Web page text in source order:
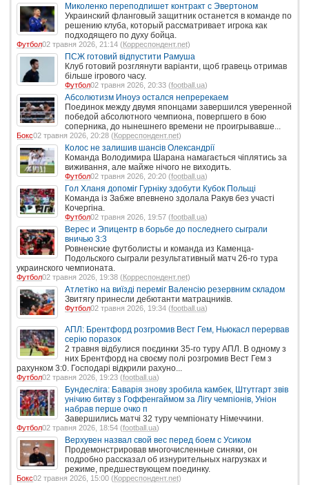
Миколенко переподпишет контракт с Эвертоном
Украинский фланговый защитник останется в команде по
решению клуба, который рассматривает игрока как
подходящего по духу бойца.
Футбол02 травня 2026, 21:14 (Корреспондент.net)
ПСЖ готовий відпустити Рамуша
Клуб готовий розглянути варіанти, щоб гравець отримав
більше ігрового часу.
Футбол02 травня 2026, 20:33 (football.ua)
Абсолютизм Иноуэ остался непререкаем
Поединок между двумя японцами завершился уверенной
победой абсолютного чемпиона, повергшего в бою
соперника, до нынешнего времени не проигрывавше...
Бокс02 травня 2026, 20:28 (Корреспондент.net)
Колос не залишив шансів Олександрії
Команда Володимира Шарана намагається чіплятись за
виживання, але майже нічого не виходить.
Футбол02 травня 2026, 20:20 (football.ua)
Гол Хланя допоміг Гурніку здобути Кубок Польщі
Команда із Забже впевнено здолала Ракув без участі
Кочергіна.
Футбол02 травня 2026, 19:57 (football.ua)
Верес и Эпицентр в борьбе до последнего сыграли
вничью 3:3
Ровненские футболисты и команда из Каменца-
Подольского сыграли результативный матч 26-го тура
украинского чемпионата.
Футбол02 травня 2026, 19:38 (Корреспондент.net)
Атлетіко на виїзді переміг Валенсію резервним складом
Звитягу принесли дебютанти матрацників.
Футбол02 травня 2026, 19:34 (football.ua)
АПЛ: Брентфорд розгромив Вест Гем, Ньюкасл перервав
серію поразок
2 травня відбулися поєдинки 35-го туру АПЛ. В одному з
них Брентфорд на своєму полі розгромив Вест Гем з
рахунком 3:0. Господарі відкрили рахуно...
Футбол02 травня 2026, 19:23 (football.ua)
Бундесліга: Баварія знову зробила камбек, Штутгарт звів
унічию битву з Гоффенгаймом за Лігу чемпіонів, Уніон
набрав перше очко п
Завершились матчі 32 туру чемпіонату Німеччини.
Футбол02 травня 2026, 18:54 (football.ua)
Верхувен назвал свой вес перед боем с Усиком
Продемонстрировав многочисленные синяки, он
подробно рассказал об изнурительных нагрузках и
режиме, предшествующем поединку.
Бокс02 травня 2026, 15:00 ( Корреспондент.net)